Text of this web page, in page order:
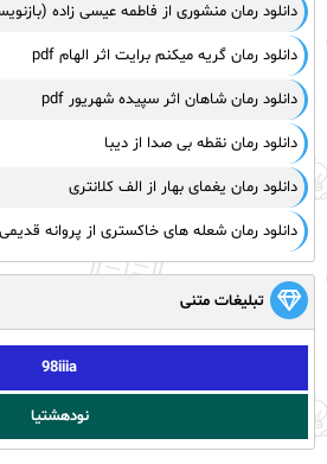
دانلود رمان منشوری از فاطمه عیسی زاده
دانلود رمان گریه میکنم برایت اثر الهام pdf
دانلود رمان شاهان اثر سپیده شهریور pdf
دانلود رمان نقطه بی صدا از دیبا
دانلود رمان یغمای بهار از الف کلانتری
دانلود رمان شعله های خاکستری از پروانه قدیمی
تبلیغات متنی
98iiia
نودهشتیا